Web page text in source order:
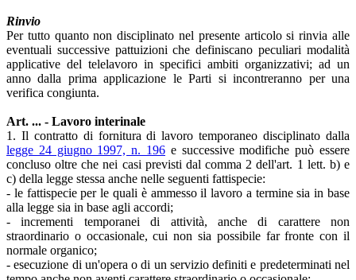
Rinvio
Per tutto quanto non disciplinato nel presente articolo si rinvia alle
eventuali successive pattuizioni che definiscano peculiari modalità
applicative del telelavoro in specifici ambiti organizzativi; ad un
anno dalla prima applicazione le Parti si incontreranno per una
verifica congiunta.
Art. ... - Lavoro interinale
1. Il contratto di fornitura di lavoro temporaneo disciplinato dalla
legge 24 giugno 1997, n. 196 e successive modifiche può essere
concluso oltre che nei casi previsti dal comma 2 dell'art. 1 lett. b) e
c) della legge stessa anche nelle seguenti fattispecie:
- le fattispecie per le quali è ammesso il lavoro a termine sia in base
alla legge sia in base agli accordi;
- incrementi temporanei di attività, anche di carattere non
straordinario o occasionale, cui non sia possibile far fronte con il
normale organico;
- esecuzione di un'opera o di un servizio definiti e predeterminati nel